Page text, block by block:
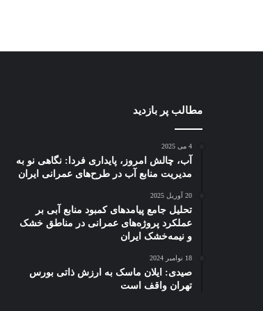
مطالب پر بازدید
4 می 2025
آب، چالش امروز، پایداری فردا: نگاهی نو به
مدیریت منابع آب در طرح‌های عمرانی ایران
20 آوریل 2025
تحلیل جامع پیامدهای کمبود منابع آبی بر
عملکرد پروژه‌های عمرانی در مناطق خشک
و نیمه‌خشک ایران
18 نوامبر 2024
صیدی: ایلان ماسک به ارزش ذاتی بورس
تهران واقف است
پایداری فردا:
منابع آب در
چگونه
می‌توانند
از
بازارهای
مالی
بهره
ببرند؟
چگونه کسب‌وکارهای محلی
می‌توانند از بازارهای مالی بهره
ببرند؟